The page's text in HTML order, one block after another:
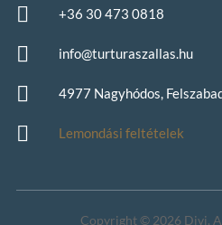
 +36 30 473 0818
 info@turturaszallas.hu
 4977 Nagyhódos,
 Lemondási feltételek
Copyright © 2026 Divi.